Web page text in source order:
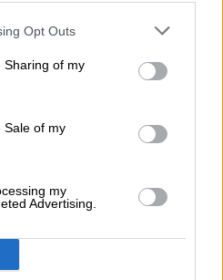
Opt Outs
Sharing of my
Sale of my
my
Advertising.
"Ask Photos", está
relacionadas
legal.El
inicialmente por un
como